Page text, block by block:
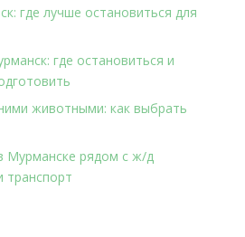
где лучше остановиться для
где остановиться и
животными: как выбрать
Мурманске рядом с ж/д
транспорт